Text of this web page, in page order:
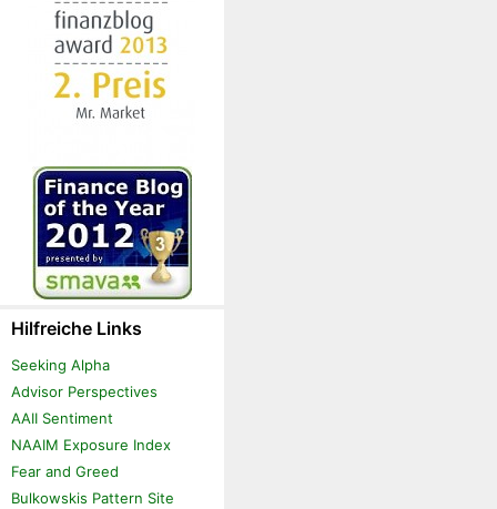
Hilfreiche Links
Seeking Alpha
Advisor Perspectives
AAII Sentiment
NAAIM Exposure Index
Fear and Greed
Bulkowskis Pattern Site